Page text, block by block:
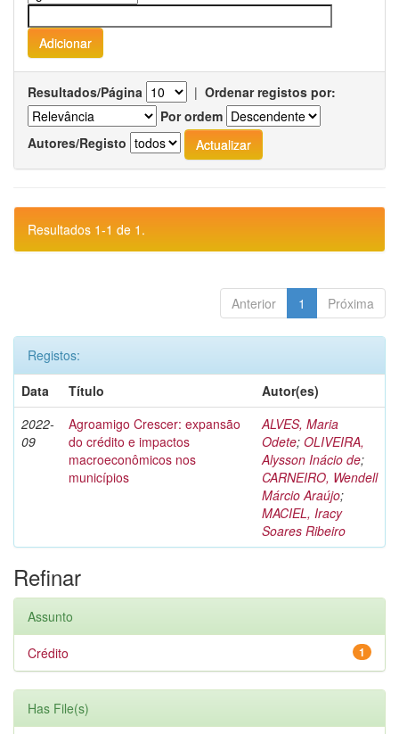
Resultados/Página | Ordenar registos por:
Por ordem
Autores/Registo
Resultados 1-1 de 1.
Anterior 1 Próxima
Registos:
Data
Título
Autor(es)
2022-
09
Agroamigo Crescer: expansão
do crédito e impactos
macroeconômicos nos
municípios
ALVES, Maria
Odete; OLIVEIRA,
Alysson Inácio de;
CARNEIRO, Wendell
Márcio Araújo;
MACIEL, Iracy
Soares Ribeiro
Refinar
Assunto
1
Crédito
Has File(s)